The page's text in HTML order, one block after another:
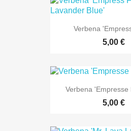
Verbena
5,00 €
Verbena 'Empresse
5,00 €